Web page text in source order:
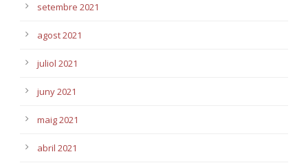
setembre 2021
agost 2021
juliol 2021
juny 2021
maig 2021
abril 2021